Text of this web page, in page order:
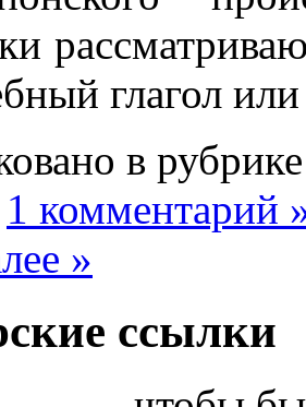
глагол
в
1 комментарий
»
ссылки